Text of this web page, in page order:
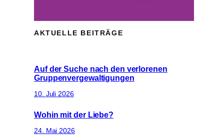
AKTUELLE BEITRÄGE
Auf der Suche nach den verlorenen
Gruppenvergewaltigungen
10. Juli 2026
Wohin mit der Liebe?
24. Mai 2026